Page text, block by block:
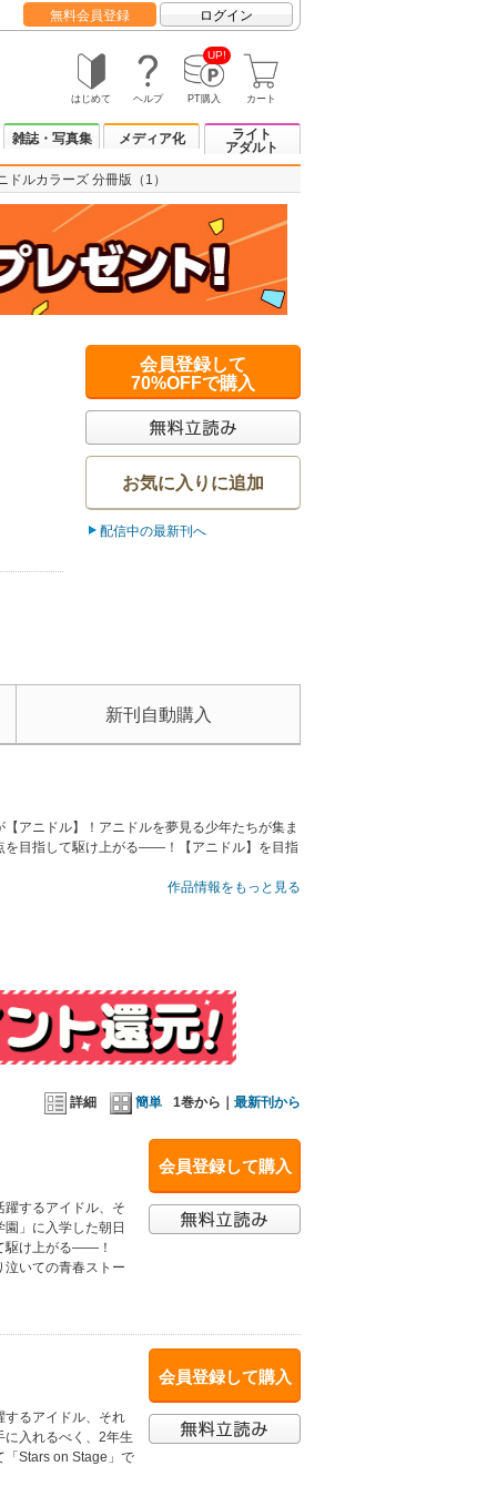
無料会員登録 ログイン
はじめて ヘルプ
UP!
PT購入 カート
雑誌・写真集 メディア化
ライト
アダルト
ドルカラーズ 分冊版（1）
会員登録して
70%OFFで購入
お気に入りに追加
配信中の最新刊へ
新刊自動購入
アニドル】！アニドルを夢見る少年たちが集ま
を目指して駆け上がる――！【アニドル】を目指
作品情報をもっと見る
詳細 簡単 1巻から｜ 最新刊から
会員登録して購入
するアイドル、そ
」に入学した朝日
駆け上がる――！
泣いての青春ストー
会員登録して購入
るアイドル、それ
入れるべく、2年生
「Stars on Stage」で